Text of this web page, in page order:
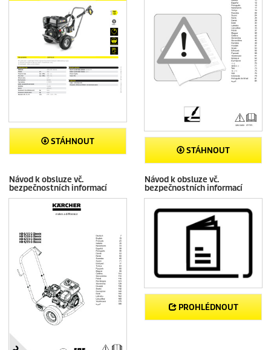
STÁHNOUT
STÁHNOUT
Návod k obsluze vč.
bezpečnostních informací
Návod k obsluze vč.
bezpečnostních informací
PROHLÉDNOUT